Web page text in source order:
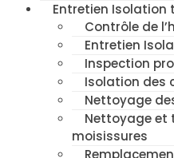
Entretien Isolation
Contrôle de
Entretien
Inspection
Isolation des
Nettoyage
Nettoyage et
moisissures